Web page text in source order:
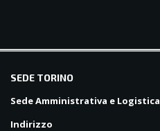
balkanpharmacy
SEDE TORINO
Sede Amministrativa e Logistica
Indirizzo